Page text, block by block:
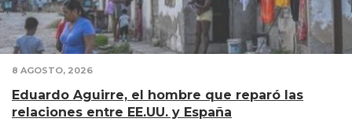
8 AGOSTO, 2026
Eduardo Aguirre, el hombre que reparó las
relaciones entre EE.UU. y España